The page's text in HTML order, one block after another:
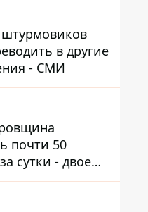
в другие
- СМИ
почти 50
сутки - двое